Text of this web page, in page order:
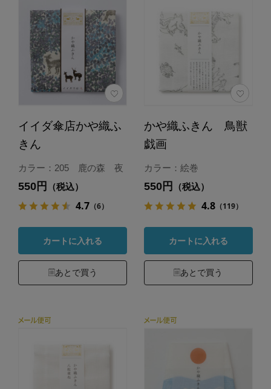
イイダ傘店かや織ふ
きん
カラー：205 鹿の森 夜
550円 （税込）
4.7（6）
カートに入れる
あとで買う
かや織ふきん 鳥獣
戯画
カラー：絵巻
550円 （税込）
4.8（119）
カートに入れる
あとで買う